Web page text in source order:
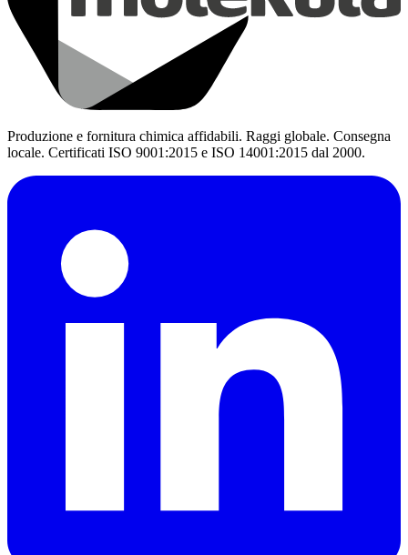
Produzione e fornitura chimica affidabili. Raggi globale. Consegna
locale. Certificati ISO 9001:2015 e ISO 14001:2015 dal 2000.